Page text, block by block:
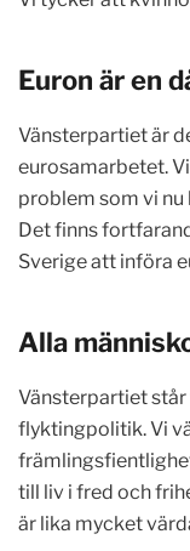
Euron är en
Vänsterpartiet är
eurosamarbetet.
problem som vi nu
Det finns
Sverige att införa
Alla
Vänsterpartiet står
flyktingpolitik. Vi
till liv i fred och
är lika mycket